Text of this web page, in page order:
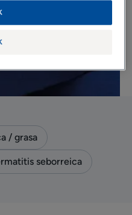
/ grasa
seborreica